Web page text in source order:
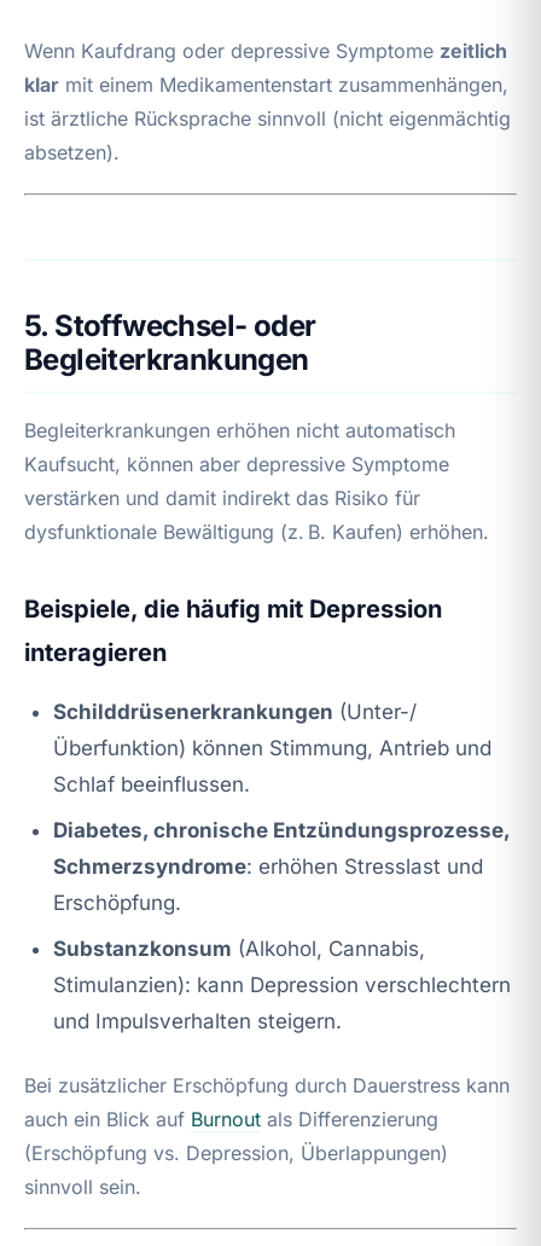
Wenn Kaufdrang oder depressive Symptome zeitlich
klar mit einem Medikamentenstart zusammenhängen,
ist ärztliche Rücksprache sinnvoll (nicht eigenmächtig
absetzen).
5. Stoffwechsel- oder
Begleiterkrankungen
Begleiterkrankungen erhöhen nicht automatisch
Kaufsucht, können aber depressive Symptome
verstärken und damit indirekt das Risiko für
dysfunktionale Bewältigung (z. B. Kaufen) erhöhen.
Beispiele, die häufig mit Depression
interagieren
Schilddrüsenerkrankungen (Unter-/
Überfunktion) können Stimmung, Antrieb und
Schlaf beeinflussen.
Diabetes, chronische Entzündungsprozesse,
Schmerzsyndrome: erhöhen Stresslast und
Erschöpfung.
Substanzkonsum (Alkohol, Cannabis,
Stimulanzien): kann Depression verschlechtern
und Impulsverhalten steigern.
Bei zusätzlicher Erschöpfung durch Dauerstress kann
auch ein Blick auf Burnout als Differenzierung
(Erschöpfung vs. Depression, Überlappungen)
sinnvoll sein.